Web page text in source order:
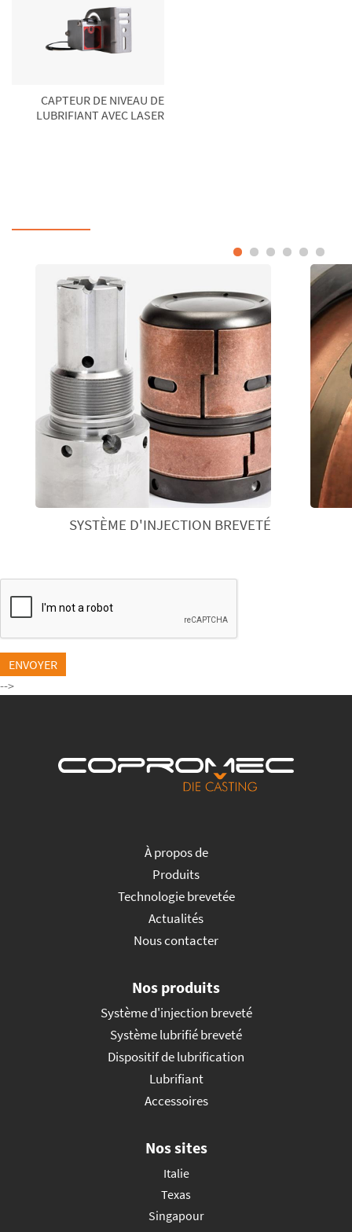
CAPTEUR DE NIVEAU DE
LUBRIFIANT AVEC LASER
SYSTÈME D'INJECTION BREVETÉ
ENVOYER
-->
À propos de
Produits
Technologie brevetée
Actualités
Nous contacter
Nos produits
Système d'injection breveté
Système lubrifié breveté
Dispositif de lubrification
Lubrifiant
Accessoires
Nos sites
Italie
Texas
Singapour